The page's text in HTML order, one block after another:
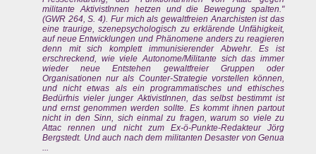
militante AktivistInnen hetzen und die Bewegung spalten."
(GWR 264, S. 4). Fur mich als gewaltfreien Anarchisten ist das
eine traurige, szenepsychologisch zu erklärende Unfähigkeit,
auf neue Entwicklungen und Phänomene anders zu reagieren
denn mit sich komplett immunisierender Abwehr. Es ist
erschreckend, wie viele Autonome/Militante sich das immer
wieder neue Entstehen gewaltfreier Gruppen oder
Organisationen nur als Counter-Strategie vorstellen können,
und nicht etwas als ein programmatisches und ethisches
Bedürfnis vieler junger AktivistInnen, das selbst bestimmt ist
und ernst genommen werden sollte. Es kommt ihnen partout
nicht in den Sinn, sich einmal zu fragen, warum so viele zu
Attac rennen und nicht zum Ex-ö-Punkte-Redakteur Jörg
Bergstedt. Und auch nach dem militanten Desaster von Genua
...